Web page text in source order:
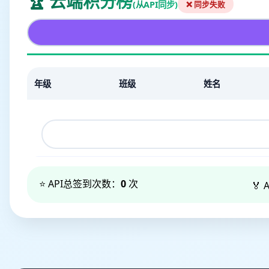
(从API同步) ❌ 同步失败
年级 班级 姓名
⭐ API总签到次数： 0 次 🏅